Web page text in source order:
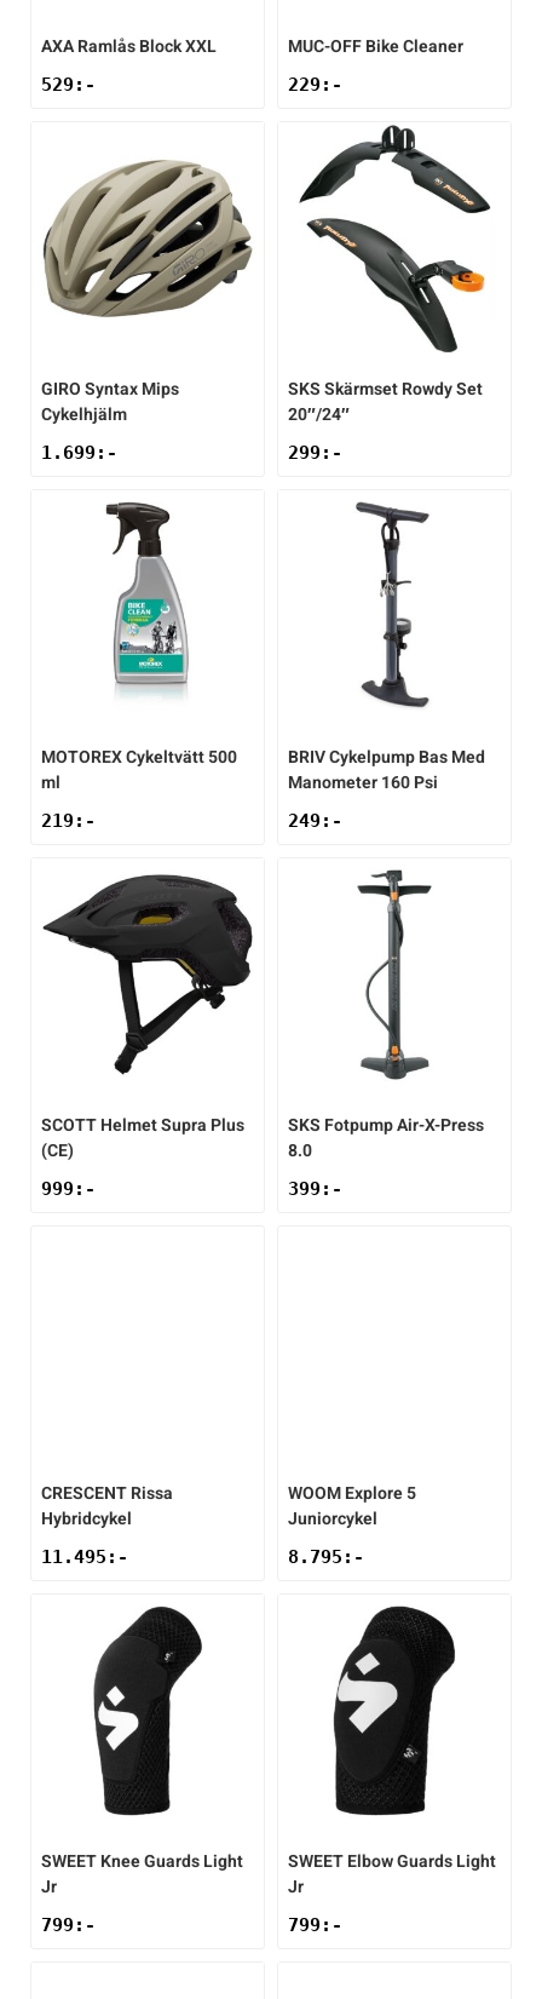
AXARamlås Block XXL
529 :-
MUC-OFFBike Cleaner
229 :-
GIROSyntax Mips
Cykelhjälm
1.699 :-
SKSSkärmset Rowdy Set
20″/24″
299 :-
MOTOREXCykeltvätt 500
ml
219 :-
BRIVCykelpump Bas Med
Manometer 160 Psi
249 :-
SCOTTHelmet Supra Plus
(CE)
999 :-
SKS Fotpump Air-X-Press
8.0
399 :-
CRESCENTRissa
Hybridcykel
11.495 :-
WOOMExplore 5
Juniorcykel
8.795 :-
SWEETKnee Guards Light
Jr
799 :-
SWEETElbow Guards Light
Jr
799 :-